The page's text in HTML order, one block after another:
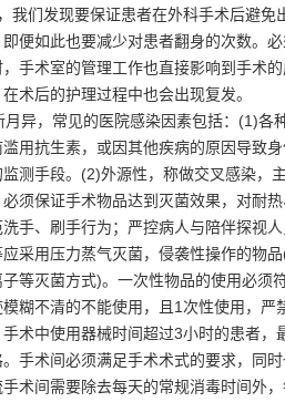
我们发现要保证患者在外科手术后避
便如此也要减少对患者翻身的次数。
手术室的管理工作也直接影响到手术
术后的护理过程中也会出现复发。
异，常见的医院感染因素包括：(1)各
用抗生素，或因其他疾病的原因导致
测手段。(2)外源性，称做交叉感染，
须保证手术物品达到灭菌效果，对耐
手、刷手行为；严控病人与陪伴探视
采用压力蒸气灭菌，侵袭性操作的物
等灭菌方式)。一次性物品的使用必须
糊不清的不能使用，且1次性使用，
术中使用器械时间超过3小时的患者
手术间必须满足手术术式的要求，同
术间需要除去每天的常规消毒时间外